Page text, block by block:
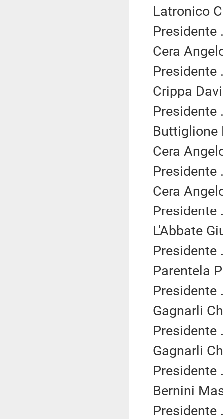
Latronico
Presidente
Cera
Presidente
Crippa
Presidente
Buttiglione
Cera
Presidente
Cera
Presidente
L'Abbate
Presidente
Parentela
Presidente
Gagnarli
Presidente
Gagnarli
Presidente
Bernini
Presidente